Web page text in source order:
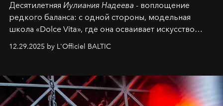
Десятилетняя Иулиания Надеева - воплощение
редкого баланса: с одной стороны, модельная
школа «Dolce Vita», где она осваивает искусство
позы и образа, с другой - подготовительная
балетная студия при хореографическом училище,
танцевального пути за плечами.
12.29.2025 by L'Officiel BALTIC